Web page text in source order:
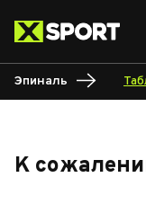
Эпиналь
К